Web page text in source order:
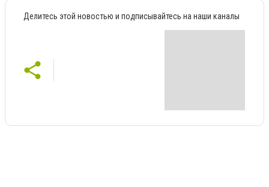
Делитесь этой новостью и подписывайтесь на наши каналы